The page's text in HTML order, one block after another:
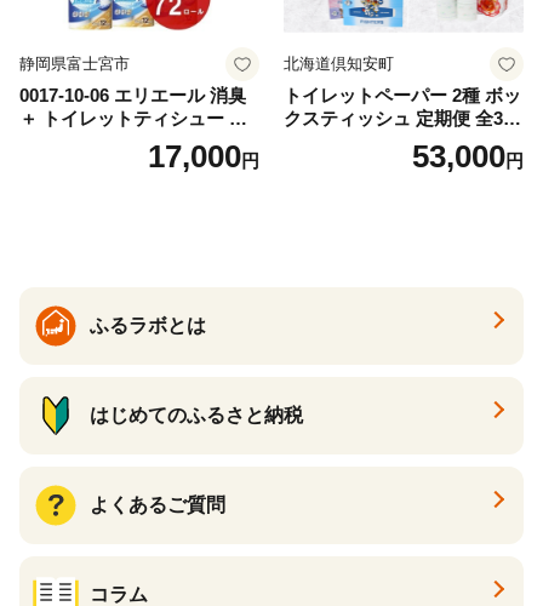
静岡県富士宮市
0017-10-06 エリエール 消臭
＋ トイレットティシュー し
っかり香るフレッシュクリア
の香り ダブル 12ロール×6パ
17,000円
北海道倶知安町
トイレットペーパー 2種 ボッ
クスティッシュ 定期便 全3
回 日本製 まとめ買い 防災
常備品 日用雑貨 消耗品 生活
53,000円
ふるラボとは
はじめてのふるさと納税
よくあるご質問
コラム